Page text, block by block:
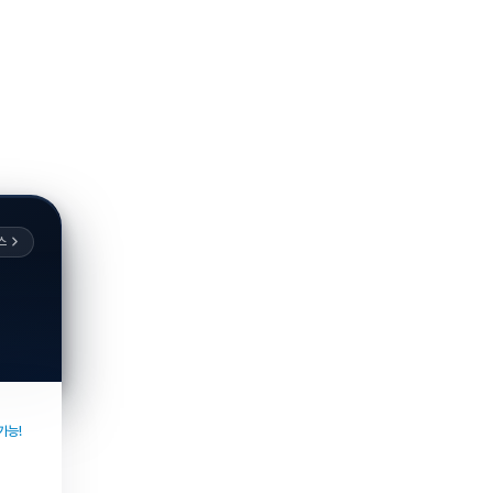
능!